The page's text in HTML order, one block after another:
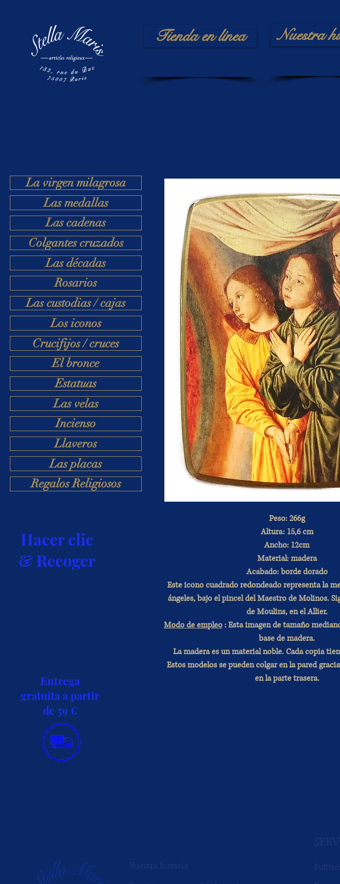
Tienda en línea Nuestra
La virgen milagrosa
Las medallas
Las cadenas
Colgantes cruzados
Las décadas
Rosarios
Las custodias / cajas
Los iconos
Crucifijos / cruces
El bronce
Estatuas
Las velas
Incienso
Llaveros
Las placas
Regalos Religiosos
Hacer clic
& Recoger
Entrega
gratuita a partir
de 59 €
Peso: 266g
Altura: 15,6 cm
Ancho: 12cm
Material: madera
Acabado: borde dorado
Este icono cuadrado redondeado representa la
ángeles, bajo el pincel del Maestro de Molinos.
de Moulins, en el Allier.
Modo de empleo: Esta imagen de tamaño
base de madera.
La madera es un material noble. Cada copia
Estos modelos se pueden colgar en la pared
en la parte trasera.